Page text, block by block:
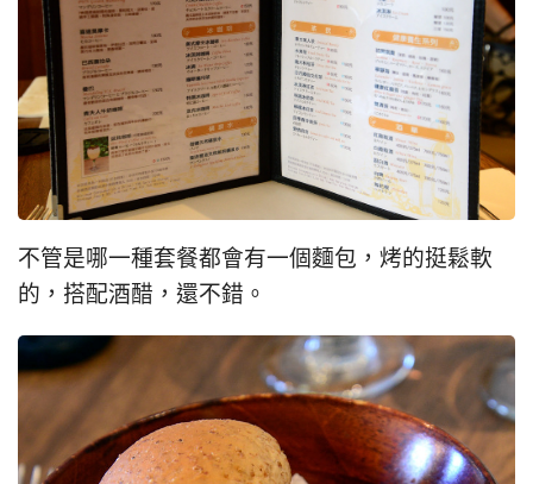
不管是哪一種套餐都會有一個麵包，烤的挺鬆軟
的，搭配酒醋，還不錯。